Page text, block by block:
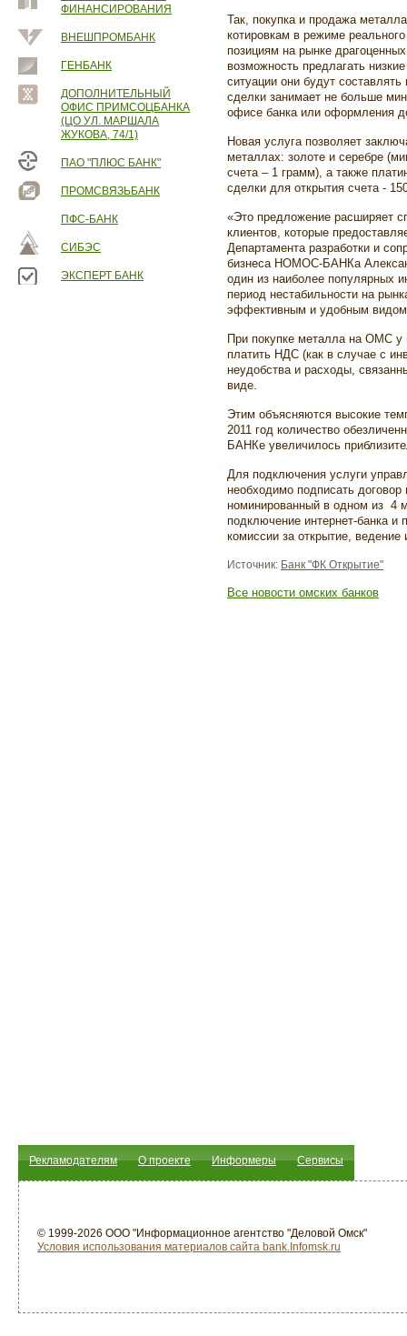
ФИНАНСИРОВАНИЯ
ВНЕШПРОМБАНК
ГЕНБАНК
ДОПОЛНИТЕЛЬНЫЙ
ОФИС ПРИМСОЦБАНКА
(ЦО УЛ. МАРШАЛА
ЖУКОВА, 74/1)
ПАО "ПЛЮС БАНК"
ПРОМСВЯЗЬБАНК
ПФС-БАНК
СИБЭС
ЭКСПЕРТ БАНК
Так, покупка и продажа
котировкам в режиме
позициям на рынке
возможность предлагать
ситуации они будут
сделки занимает не больше
офисе банка или оформления
Новая услуга позволяет
металлах: золоте и серебре
счета – 1 грамм), а также
сделки для открытия счета -
«Это предложение расширяет
клиентов, которые
Департамента разработки и
бизнеса НОМОС-БАНКа
один из наиболее популярных
период нестабильности на
эффективным и удобным видом
При покупке металла на ОМС у
платить НДС (как в случае с
неудобства и расходы,
виде.
Этим объясняются высокие
2011 год количество
БАНКе увеличилось
Для подключения услуги
необходимо подписать
номинированный в одном из 4
подключение интернет-банка и
комиссии за открытие,
Источник: Банк "ФК Открытие"
Все новости омских банков
Рекламодателям О проекте Информеры Сервисы
© 1999-2026 ООО "Информационное агентство "Деловой Омск"
Условия использования материалов сайта bank.Infomsk.ru